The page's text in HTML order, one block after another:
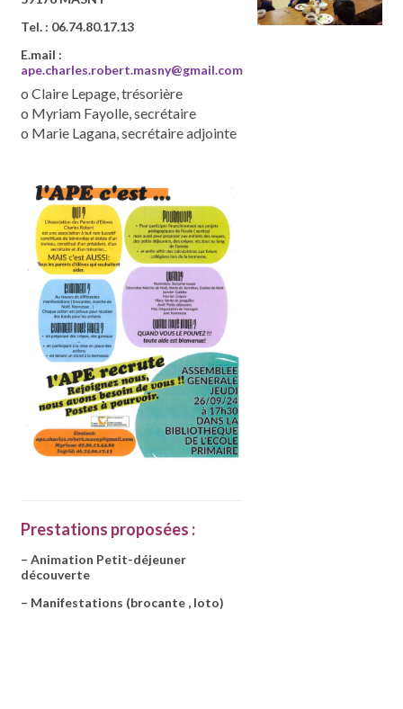
Tel. : 06.74.80.17.13
E.mail :
ape.charles.robert.masny@gmail.com
o Claire Lepage, trésorière
o Myriam Fayolle, secrétaire
o Marie Lagana, secrétaire adjointe
Prestations proposées :
– Animation Petit-déjeuner
découverte
– Manifestations (brocante , loto)